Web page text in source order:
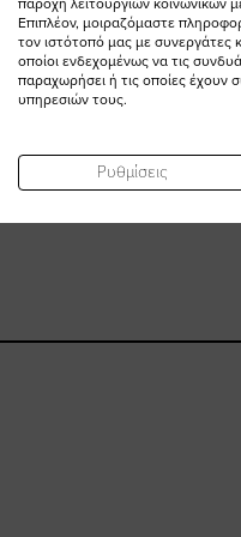
παροχή λειτουργιών κοινωνικών
Επιπλέον, μοιραζόμαστε
τον ιστότοπό μας με συνεργάτες
οποίοι ενδεχομένως να τις
παραχωρήσει ή τις οποίες έχουν
υπηρεσιών τους.
Ρυθμίσεις